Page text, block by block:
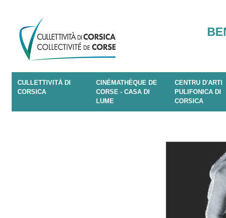
CULLETTIVITÀ DI
CORSICA
CINÉMATHÈQUE DE
CORSE - CASA DI
LUME
CENTRU D'ARTI
PULIFONICA DI
CORSICA